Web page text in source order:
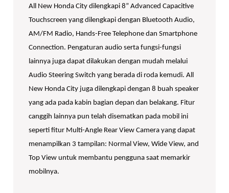
All New Honda City dilengkapi 8” Advanced Capacitive
Touchscreen yang dilengkapi dengan Bluetooth Audio,
AM/FM Radio, Hands-Free Telephone dan Smartphone
Connection. Pengaturan audio serta fungsi-fungsi
lainnya juga dapat dilakukan dengan mudah melalui
Audio Steering Switch yang berada di roda kemudi. All
New Honda City juga dilengkapi dengan 8 buah speaker
yang ada pada kabin bagian depan dan belakang. Fitur
canggih lainnya pun telah disematkan pada mobil ini
seperti fitur Multi-Angle Rear View Camera yang dapat
menampilkan 3 tampilan: Normal View, Wide View, and
Top View untuk membantu pengguna saat memarkir
mobilnya.